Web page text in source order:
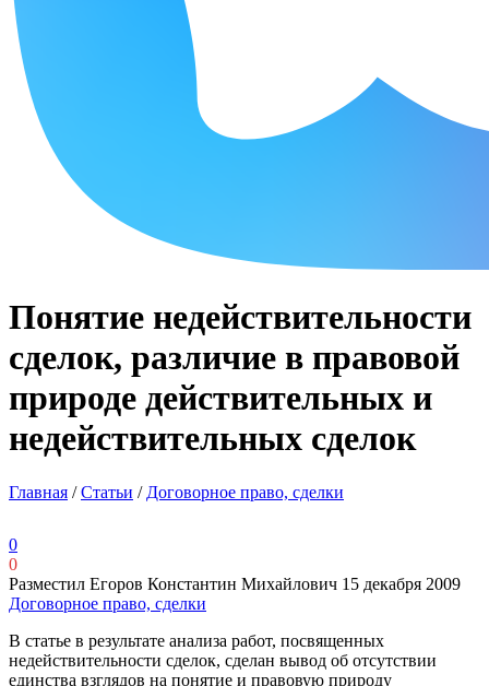
Понятие недействительности
сделок, различие в правовой
природе действительных и
недействительных сделок
Главная /Статьи / Договорное право, сделки
0
0
Разместил Егоров Константин Михайлович 15 декабря 2009
Договорное право, сделки
В статье в результате анализа работ, посвященных
недействительности сделок, сделан вывод об отсутствии
единства взглядов на понятие и правовую природу